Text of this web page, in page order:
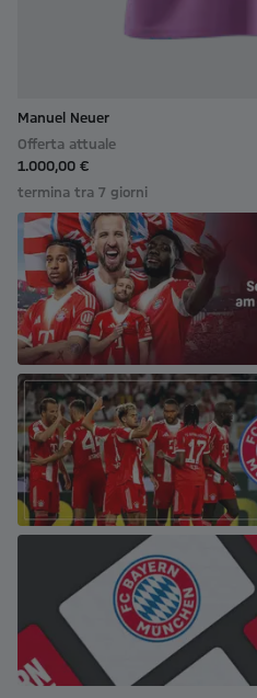
Manuel Neuer
Offerta attuale
1.000,00 €
termina tra 7 giorni